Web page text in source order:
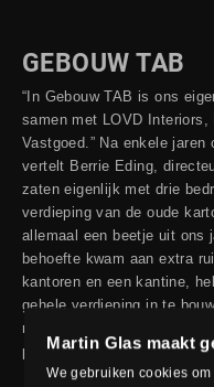
Martin Glas maakt
We gebruiken cookies
GEBOUW TAB
“In Gebouw TAB is ons
samen met LOVD
Vastgoed.” Na enkele
vertelt Berrie Eding,
zaten eigenlijk met drie
verdieping van de oude
allemaal een beetje uit ons
behoefte kwam aan extra
kantoren en een kantine,
gehele verdieping in te
nu een volledige nieuwe
prima want het pand is op